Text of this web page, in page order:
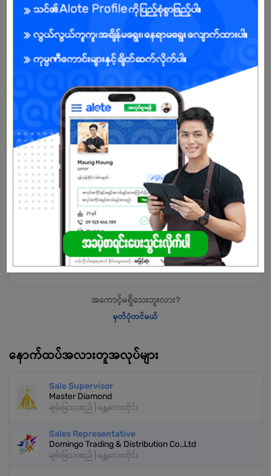
new AUNG TA GON Showroom has been established in 2019 at
available all high quality branded Audio equipment. Today,
Showroom and shop (1) are opening.
The founder of AUNG TA GON is U THEIN THAUNG OO. He has
good audio knowledge, and skills so he can explain to customers
AUNG TA GON (Audio Center) founder U THEIN THAUNG OO found
ATK professional brand with his audio engineering knowledge in
the middle of 2017. He also visited audio factories to make high
quality Audio equipment for ATK Professional Audio. Currently, ATK
is made up of 30 people.
The product is used only for quality products from abroad and
staffs are appointed only by highly qualified, well-trained audio
technicians.
Every year, ATK (Audio Center) donates to the orphanage and
where it is needed.
သက်တမ်းကုန်သွားပါပြီ
အကောင့်မရှိသေးဘူးလား?
မှတ်ပုံတင်မယ်
နောက်ထပ်အလားတူအလုပ်များ
Sale Supervisor
Master Diamond
ချမ်းမြသာစည် | မန္တလေးတိုင်း
Sales Representative
Domingo Trading & Distribution Co.,Ltd
ချမ်းမြသာစည် | မန္တလေးတိုင်း